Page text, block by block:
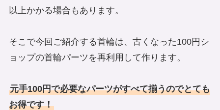
以上かかる場合もあります。
そこで今回ご紹介する首輪は、古くなった100円シ
ョップの首輪パーツを再利用して作ります。
元手100円で必要なパーツがすべて揃うのでとても
お得です！